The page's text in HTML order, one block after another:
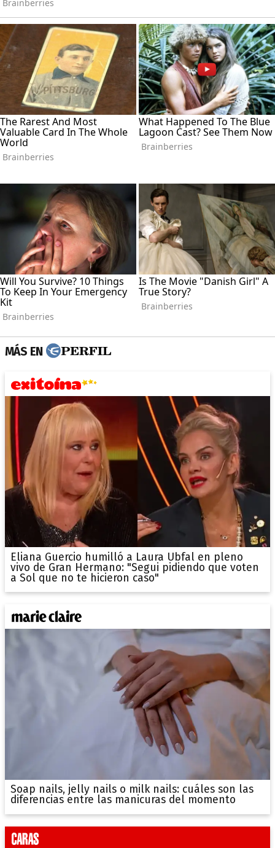
MÁS EN
Eliana Guercio humilló a Laura Ubfal en pleno
vivo de Gran Hermano: "Segui pidiendo que voten
a Sol que no te hicieron caso"
Soap nails, jelly nails o milk nails: cuáles son las
diferencias entre las manicuras del momento